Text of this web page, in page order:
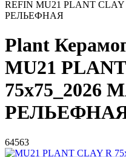
REFIN MU21 PLANT
РЕЛЬЕФНАЯ
Plant
MU21
75x75_2026
64563